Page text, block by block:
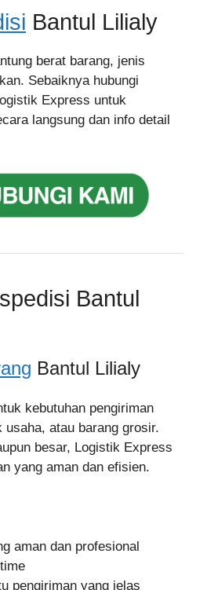
Bantul Lilialy
berat barang, jenis
Sebaiknya hubungi
Express untuk
langsung dan info detail
Bantul
Bantul Lilialy
kebutuhan pengiriman
usaha, atau barang grosir.
besar, Logistik Express
yang aman dan efisien.
aman dan profesional
pengiriman yang jelas